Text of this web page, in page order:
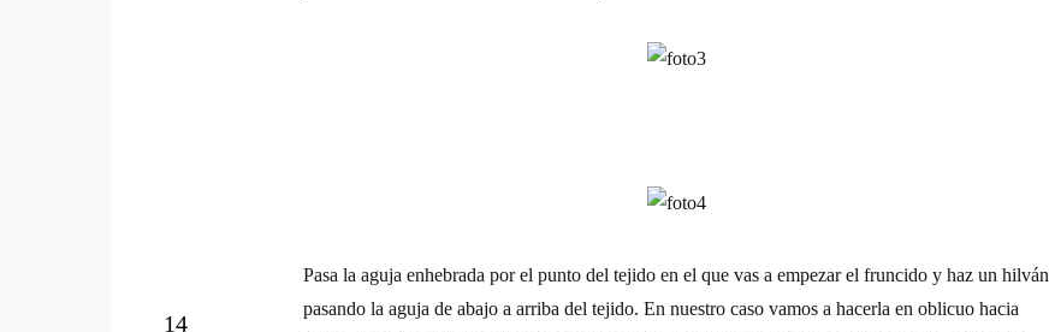
14
Pasa la aguja enhebrada por el punto del tejido en el que vas a empezar el fruncido y haz un hilván
pasando la aguja de abajo a arriba del tejido. En nuestro caso vamos a hacerla en oblicuo hacia